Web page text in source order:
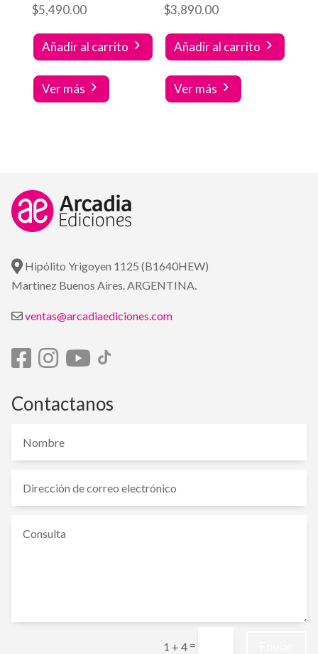
$5,490.00
Añadir al carrito
Ver más
$3,890.00
Añadir al carrito
Ver más
Hipólito Yrigoyen 1125 (B1640HEW)
Martinez Buenos Aires. ARGENTINA.
ventas@arcadiaediciones.com
Contactanos
1 + 4 =